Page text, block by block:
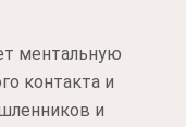
ментальную
контакта и
и